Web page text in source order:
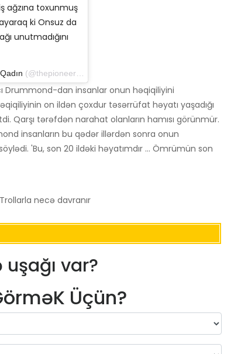
ağzına toxunmuş
ki Onsuz da
unutmadığını
(@thepioneerwoman) 15 yanvar 2019-cu il tarixində saat 7: 42-də
Drummond-dan insanlar onun həqiqiliyini
on ildən çoxdur təsərrüfat həyatı yaşadığı
Qarşı tərəfdən narahat olanların hamısı görünmür.
insanların bu qədər illərdən sonra onun
'Bu, son 20 ildəki həyatımdır ... Ömrümün son
necə davranır
var?
Üçün?